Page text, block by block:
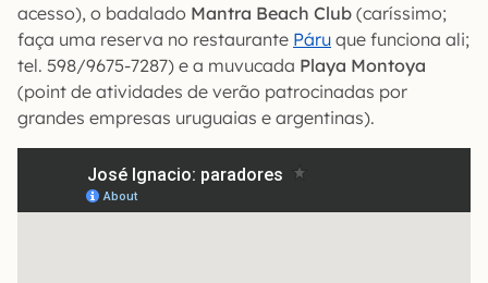
acesso), o badalado Mantra Beach Club (caríssimo;
faça uma reserva no restaurante Páru que funciona ali;
tel. 598/9675-7287) e a muvucada Playa Montoya
(point de atividades de verão patrocinadas por
grandes empresas uruguaias e argentinas).